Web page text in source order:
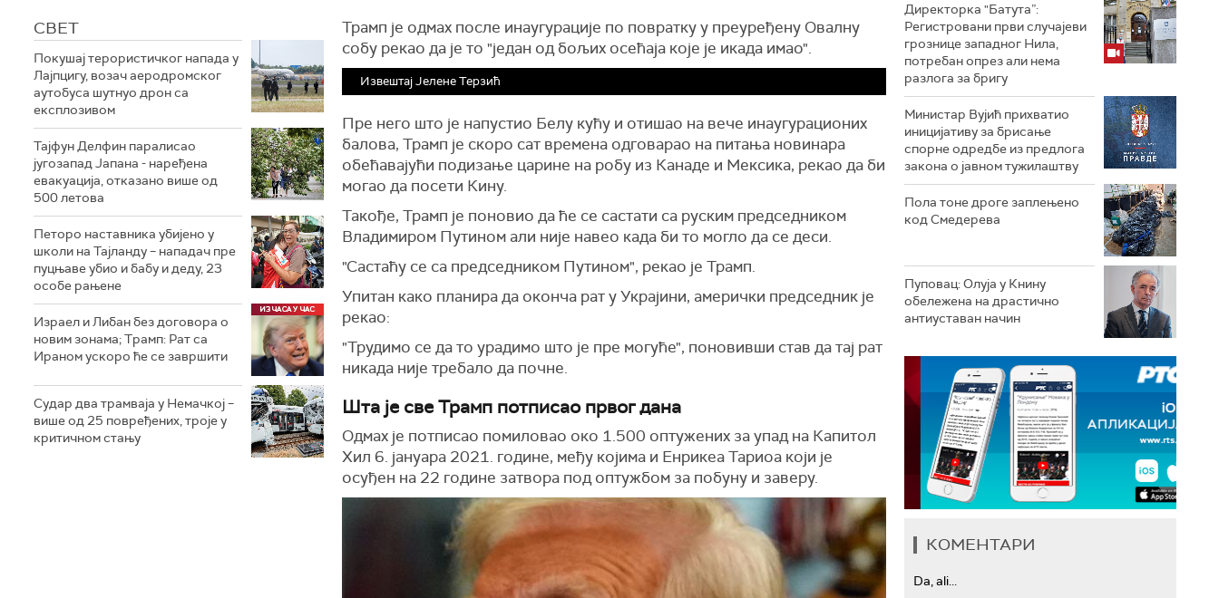
СВЕТ
Покушај терористичког напада у
Лајпцигу, возач аеродромског
аутобуса шутнуо дрон са
експлозивом
Тајфун Делфин паралисао
југозапад Јапана - наређена
евакуација, отказано више од
500 летова
Петоро наставника убијено у
школи на Тајланду – нападач пре
пуцњаве убио и бабу и деду, 23
особе рањене
Израел и Либан без договора о
новим зонама; Трамп: Рат са
Ираном ускоро ће се завршити
Судар два трамваја у Немачкој –
више од 25 повређених, троје у
критичном стању
Трамп је одмах после инаугурације по повратку у преуређену Овалну
собу рекао да је то "један од бољих осећаја које је икада имао".
Извештај Јелене Терзић
Пре него што је напустио Белу кућу и отишао на вече инаугурационих
балова, Трамп је скоро сат времена одговарао на питања новинара
обећавајући подизање царине на робу из Канаде и Мексика, рекао да би
могао да посети Кину.
Такође, Трамп је поновио да ће се састати са руским председником
Владимиром Путином али није навео када би то могло да се деси.
"Састаћу се са председником Путином", рекао је Трамп.
Упитан како планира да оконча рат у Украјини, амерички председник је
рекао:
"Трудимо се да то урадимо што је пре могуће", поновивши став да тај рат
никада није требало да почне.
Шта је све Трамп потписао првог дана
Одмах је потписао помиловао око 1.500 оптужених за упад на Капитол
Хил 6. јануара 2021. године, међу којима и Енрикеа Тариоа који је
осуђен на 22 године затвора под оптужбом за побуну и заверу.
Директорка "Батута”:
Регистровани први случајеви
грознице западног Нила,
потребан опрез али нема
разлога за бригу
Министар Вујић прихватио
иницијативу за брисање
спорне одредбе из предлога
закона o јавном тужилаштву
Пола тоне дроге заплењено
код Смедерева
Пуповац: Олуја у Книну
обележена на драстично
антиуставан начин
КОМЕНТАРИ
Da, ali...